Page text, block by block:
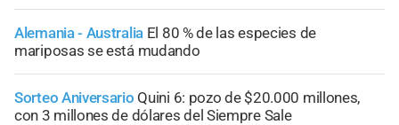
Alemania - Australia El 80 % de las especies de
mariposas se está mudando
Sorteo Aniversario Quini 6: pozo de $20.000 millones,
con 3 millones de dólares del Siempre Sale